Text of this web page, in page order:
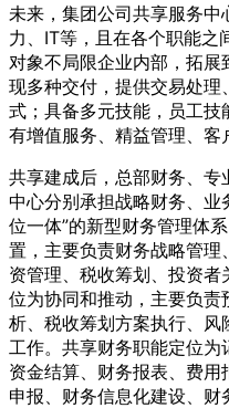
未来，集团公司共享服务中
力、IT等，且在各个职能之
对象不局限企业内部，拓
现多种交付，提供交易处
式；具备多元技能，员工
有增值服务、精益管理、客
共享建成后，总部财务、
中心分别承担战略财务、业
位一体”的新型财务管理体
置，主要负责财务战略管
资管理、税收筹划、投资
位为协同和推动，主要负
析、税收筹划方案执行、
工作。共享财务职能定位为
资金结算、财务报表、费
申报、财务信息化建设、财